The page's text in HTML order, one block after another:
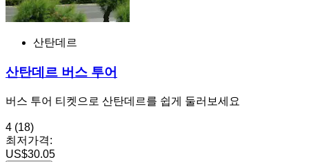
산탄데르
산탄데르 버스 투어
버스 투어 티켓으로 산탄데르를 쉽게 둘러보세요
4 (18)
최저가격:
US$30.05